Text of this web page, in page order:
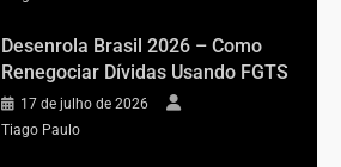
Desenrola Brasil 2026 – Como
Renegociar Dívidas Usando FGTS
17 de julho de 2026
Tiago Paulo